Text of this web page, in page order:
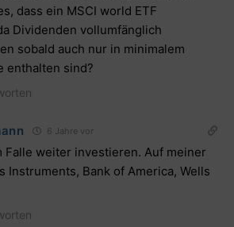
dass ein MSCI world ETF
Dividenden vollumfänglich
sobald auch nur in minimalem
enthalten sind?
6 Jahre vor
Falle weiter investieren. Auf meiner
Instruments, Bank of America, Wells